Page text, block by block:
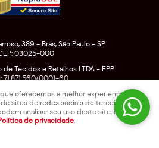
389 - Brás, São Paulo- SP
03025-000
Tecidos e Retalhos LTDA - EPP
71.871.560/0001-60
CRIADA POR
oferecemos a melhor experiência em
sites de redes sociais de terceiros e
analisar seu uso deste site. Para mais
de privacidade.